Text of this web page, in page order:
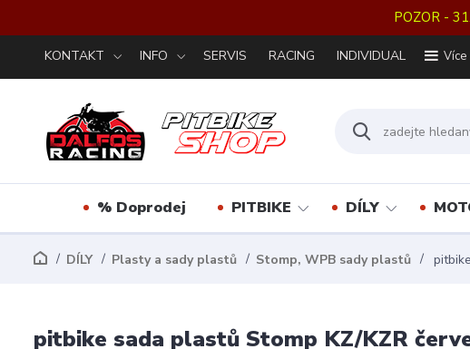
POZOR -
KONTAKT INFO SERVIS RACING INDIVIDUAL Více
% Doprodej PITBIKE DÍLY
DÍLY Plasty a sady plastů Stomp, WPB sady plastů
pitbike sada plastů Stomp KZ/KZR